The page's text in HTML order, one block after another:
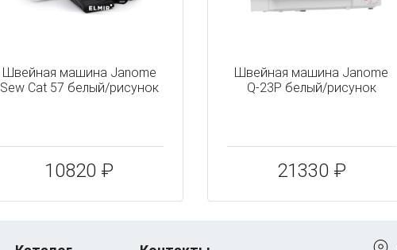
Швейная машина Janome
Sew Cat 57 белый/рисунок
10820 ₽
Швейная машина Janome
Q-23P белый/рисунок
21330 ₽